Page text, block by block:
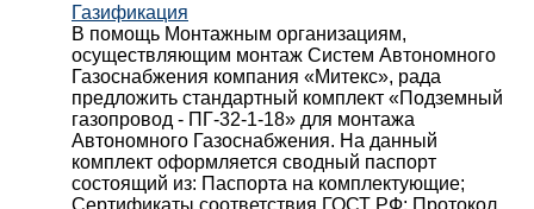
Газификация
В помощь Монтажным организациям,
осуществляющим монтаж Систем Автономного
Газоснабжения компания «Митекс», рада
предложить стандартный комплект «Подземный
газопровод - ПГ-32-1-18» для монтажа
Автономного Газоснабжения. На данный
комплект оформляется сводный паспорт
состоящий из: Паспорта на комплектующие;
Сертификаты соответствия ГОСТ РФ; Протокол